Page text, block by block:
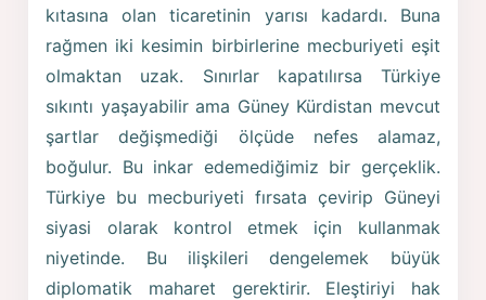
kıtasına olan ticaretinin yarısı kadardı. Buna
rağmen iki kesimin birbirlerine mecburiyeti eşit
olmaktan uzak. Sınırlar kapatılırsa Türkiye
sıkıntı yaşayabilir ama Güney Kürdistan mevcut
şartlar değişmediği ölçüde nefes alamaz,
boğulur. Bu inkar edemediğimiz bir gerçeklik.
Türkiye bu mecburiyeti fırsata çevirip Güneyi
siyasi olarak kontrol etmek için kullanmak
niyetinde. Bu ilişkileri dengelemek büyük
diplomatik maharet gerektirir. Eleştiriyi hak